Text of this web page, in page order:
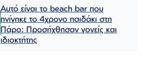
Αυτό είναι το beach bar που
πνίγηκε το 4χρονο παιδάκι στη
Πάρο: Προσήχθησαν γονείς και
ιδιοκτήτης